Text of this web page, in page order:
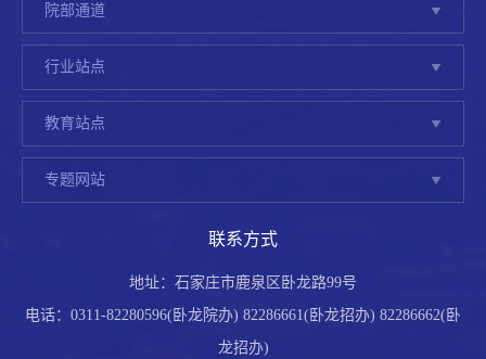
院部通道
行业站点
教育站点
专题网站
联系方式
地址：石家庄市鹿泉区卧龙路99号
电话：0311-82280596(卧龙院办) 82286661(卧龙招办) 82286662(卧
龙招办)